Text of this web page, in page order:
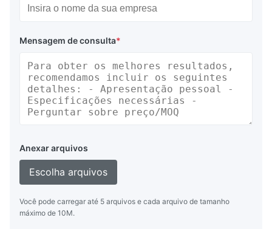
Mensagem de consulta*
Anexar arquivos
Escolha arquivos
Você pode carregar até 5 arquivos e cada arquivo de tamanho
máximo de 10M.